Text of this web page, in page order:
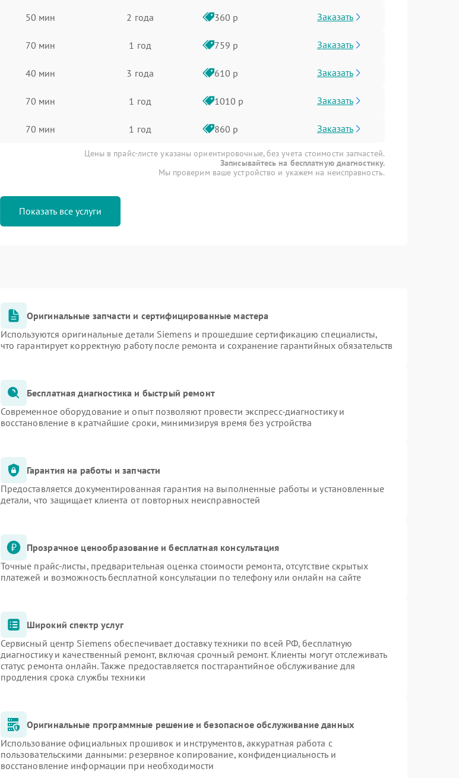
50 мин 2 года 360 р Заказать
70 мин 1 год 759 р Заказать
40 мин 3 года 610 р Заказать
70 мин 1 год 1010 р Заказать
70 мин 1 год 860 р Заказать
Цены в прайс-листе указаны ориентировочные, без учета стоимости запчастей.
Записывайтесь на бесплатную диагностику.
Мы проверим ваше устройство и укажем на неисправность.
Показать все услуги
Оригинальные запчасти и сертифицированные мастера
Используются оригинальные детали Siemens и прошедшие сертификацию специалисты,
что гарантирует корректную работу после ремонта и сохранение гарантийных обязательств
Бесплатная диагностика и быстрый ремонт
Современное оборудование и опыт позволяют провести экспресс-диагностику и
восстановление в кратчайшие сроки, минимизируя время без устройства
Гарантия на работы и запчасти
Предоставляется документированная гарантия на выполненные работы и установленные
детали, что защищает клиента от повторных неисправностей
Прозрачное ценообразование и бесплатная консультация
Точные прайс-листы, предварительная оценка стоимости ремонта, отсутствие скрытых
платежей и возможность бесплатной консультации по телефону или онлайн на сайте
Широкий спектр услуг
Сервисный центр Siemens обеспечивает доставку техники по всей РФ, бесплатную
диагностику и качественный ремонт, включая срочный ремонт. Клиенты могут отслеживать
статус ремонта онлайн. Также предоставляется постгарантийное обслуживание для
продления срока службы техники
Оригинальные программные решение и безопасное обслуживание данных
Использование официальных прошивок и инструментов, аккуратная работа с
пользовательскими данными: резервное копирование, конфиденциальность и
восстановление информации при необходимости